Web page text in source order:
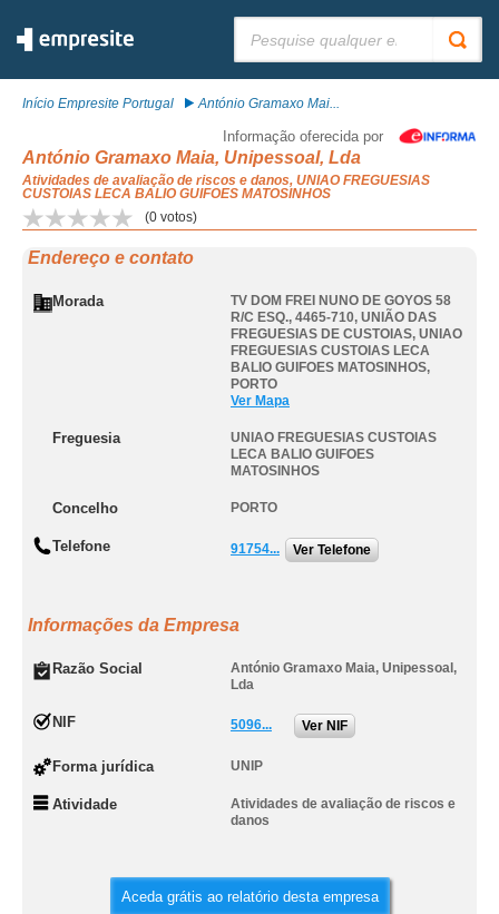
Início Empresite Portugal António Gramaxo Mai...
Informação oferecida por
António Gramaxo Maia, Unipessoal, Lda
Atividades de avaliação de riscos e danos, UNIAO FREGUESIAS
CUSTOIAS LECA BALIO GUIFOES MATOSINHOS
(0 votos)
Endereço e contato
Morada
TV DOM FREI NUNO DE GOYOS 58
R/C ESQ., 4465-710, UNIÃO DAS
FREGUESIAS DE CUSTOIAS, UNIAO
FREGUESIAS CUSTOIAS LECA
BALIO GUIFOES MATOSINHOS,
PORTO
Ver Mapa
Freguesia
UNIAO FREGUESIAS CUSTOIAS
LECA BALIO GUIFOES
MATOSINHOS
Concelho PORTO
Telefone 91754... Ver Telefone
Informações da Empresa
Razão Social
António Gramaxo Maia, Unipessoal,
Lda
NIF 5096... Ver NIF
Forma jurídica UNIP
Atividade
Atividades de avaliação de riscos e
danos
Aceda grátis ao relatório desta empresa